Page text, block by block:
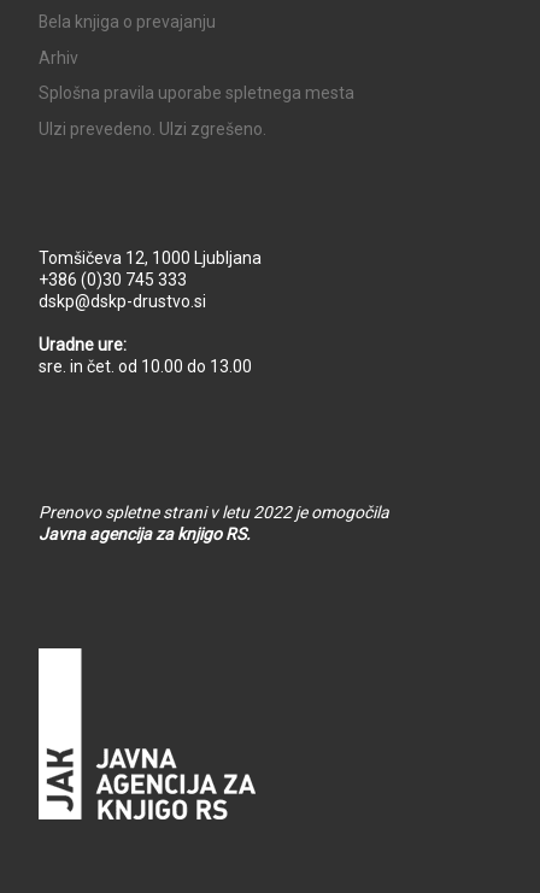
Bela knjiga o prevajanju
Arhiv
Splošna pravila uporabe spletnega mesta
UIzi prevedeno. UIzi zgrešeno.
Tomšičeva 12, 1000 Ljubljana
+386 (0)30 745 333
dskp@dskp-drustvo.si
Uradne ure:
sre. in čet. od 10.00 do 13.00
Prenovo spletne strani v letu 2022 je omogočila
Javna agencija za knjigo RS.